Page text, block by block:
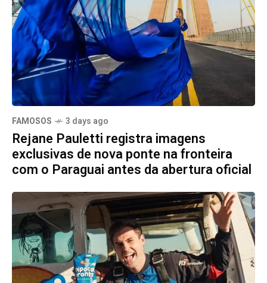
FAMOSOS 3 days ago
Rejane Pauletti registra imagens
exclusivas de nova ponte na fronteira
com o Paraguai antes da abertura oficial